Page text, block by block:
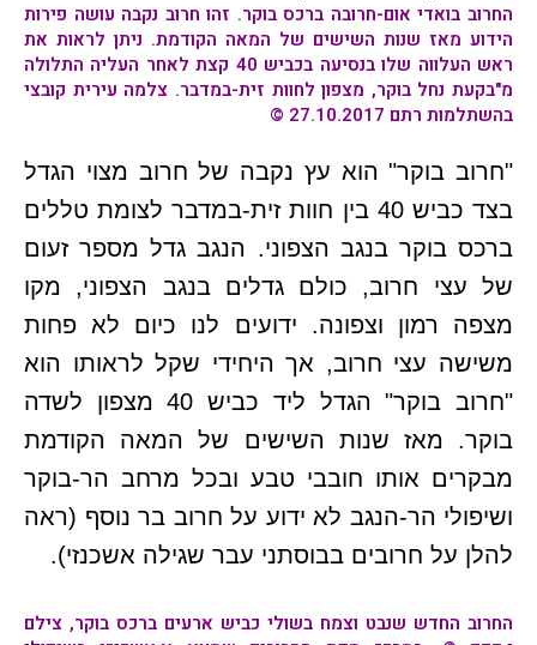
החרוב בואדי אום-חרובה ברכס בוקר. זהו חרוב נקבה עושה פירות
הידוע מאז שנות השישים של המאה הקודמת. ניתן לראות את
ראש העלווה שלו בנסיעה בכביש 40 קצת לאחר העליה התלולה
מ"בקעת נחל בוקר, מצפון לחוות זית-במדבר. צלמה עירית קובצי
בהשתלמות רתם 27.10.2017
©
"חרוב בוקר" הוא עץ נקבה של חרוב מצוי הגדל
בצד כביש 40 בין חוות זית-במדבר לצומת טללים
ברכס בוקר בנגב הצפוני. הנגב גדל מספר זעום
של עצי חרוב, כולם גדלים בנגב הצפוני, מקו
מצפה רמון וצפונה. ידועים לנו כיום לא פחות
משישה עצי חרוב, אך היחידי שקל לראותו הוא
"חרוב בוקר" הגדל ליד כביש 40 מצפון לשדה
בוקר. מאז שנות השישים של המאה הקודמת
מבקרים אותו חובבי טבע ובכל מרחב הר-בוקר
ושיפולי הר-הנגב לא ידוע על חרוב בר נוסף (ראה
להלן על חרובים בבוסתני עבר שגילה אשכנזי).
החרוב החדש שנבט וצמח בשולי כביש ארעים ברכס בוקר, צילם